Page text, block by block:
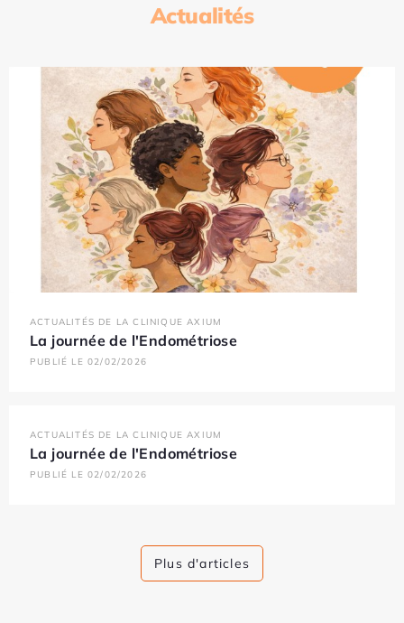
Actualités
ACTUALITÉS DE LA CLINIQUE AXIUM
La journée de l'Endométriose
PUBLIÉ LE 02/02/2026
ACTUALITÉS DE LA CLINIQUE AXIUM
La journée de l'Endométriose
PUBLIÉ LE 02/02/2026
Plus d'articles